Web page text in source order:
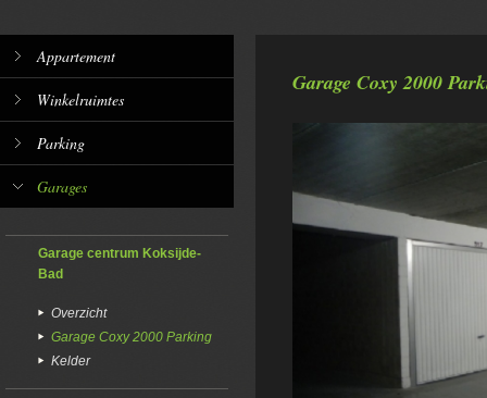
Appartement
Winkelruimtes
Parking
Garages
Garage centrum Koksijde-
Bad
Overzicht
Garage Coxy 2000 Parking
Kelder
Garage Coxy 2000